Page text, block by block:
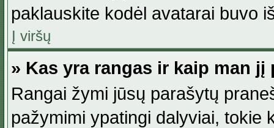
paklauskite kodėl avatarai buvo
Į viršų
» Kas yra rangas ir kaip man jį
Rangai žymi jūsų parašytų
pažymimi ypatingi dalyviai, tokie